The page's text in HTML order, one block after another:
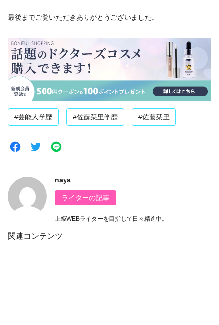
最後までご覧いただきありがとうございました。
#芸能人学歴 #佐藤栞里学歴 #佐藤栞里
naya
ライターの記事
上級WEBライターを目指して日々精進中。
関連コンテンツ